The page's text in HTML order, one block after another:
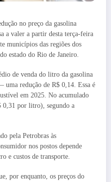
no preço da gasolina
a valer a partir desta terça-feira
municípios das regiões dos
estado do Rio de Janeiro.
de venda do litro da gasolina
uma redução de R$ 0,14. Essa é
em 2025. No acumulado
0,31 por litro), segundo a
pela Petrobras às
nos postos depende
e custos de transporte.
por enquanto, os preços do